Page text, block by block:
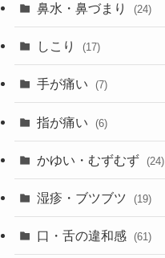
鼻水・鼻づまり (24)
しこり (17)
手が痛い (7)
指が痛い (6)
かゆい・むずむず (24)
湿疹・ブツブツ (19)
口・舌の違和感 (61)